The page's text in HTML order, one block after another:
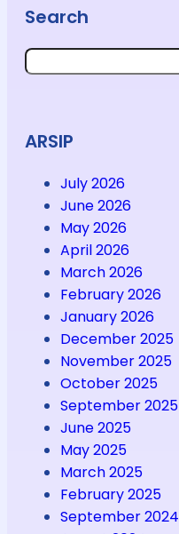
Search
Search
ARSIP
July 2026
June 2026
May 2026
April 2026
March 2026
February 2026
January 2026
December 2025
November 2025
October 2025
September 2025
June 2025
May 2025
March 2025
February 2025
September 2024